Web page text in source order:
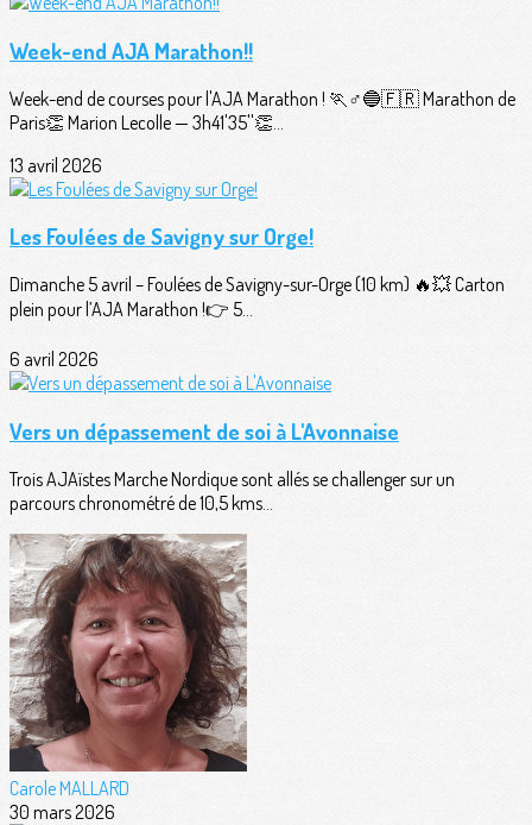
Week-end AJA Marathon!!
Week-end de courses pour l'AJA Marathon ! 🏃♂️🔵🇫🇷 Marathon de
Paris👏 Marion Lecolle — 3h41'35''👏...
13 avril 2026
Les Foulées de Savigny sur Orge!
Dimanche 5 avril – Foulées de Savigny-sur-Orge (10 km) 🔥💥 Carton
plein pour l’AJA Marathon !👉 5...
6 avril 2026
Vers un dépassement de soi à L'Avonnaise
Trois AJAïstes Marche Nordique sont allés se challenger sur un
parcours chronométré de 10,5 kms...
Carole MALLARD
30 mars 2026